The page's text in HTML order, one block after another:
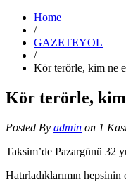
Home
/
GAZETEYOL
/
Kör terörle, kim ne
Kör terörle, kim
Posted By admin on 1
Taksim’de Pazargünü 32
Hatırladıklarımın